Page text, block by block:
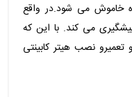
خاموش می شود.در واقع
می کند. با این که
نصب هیتر کابینتی